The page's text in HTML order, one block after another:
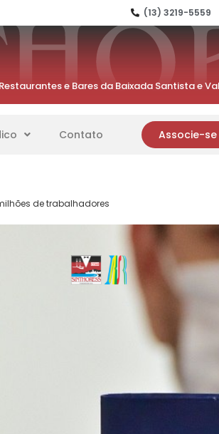
(13) 3219-5559
e Bares da Baixada Santista e
Contato Associe-se
de trabalhadores